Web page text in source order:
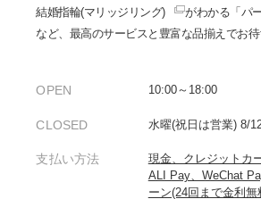
結婚指輪(マリッジリング)
がわかる「パ
など、最高のサービスと豊富な品揃えでお待
OPEN 10:00～18:00
CLOSED 水曜(祝日は営業) 8/
支払い方法
現金、クレジットカ
ALI Pay、WeChat
ーン(24回まで金利